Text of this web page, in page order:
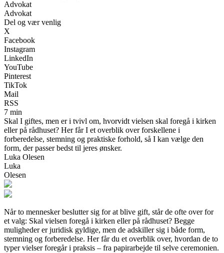
Advokat
Advokat
Del og vær venlig
X
Facebook
Instagram
LinkedIn
YouTube
Pinterest
TikTok
Mail
RSS
7 min
Skal I giftes, men er i tvivl om, hvorvidt vielsen skal foregå i kirken
eller på rådhuset? Her får I et overblik over forskellene i
forberedelse, stemning og praktiske forhold, så I kan vælge den
form, der passer bedst til jeres ønsker.
Luka Olesen
Luka
Olesen
Når to mennesker beslutter sig for at blive gift, står de ofte over for
et valg: Skal vielsen foregå i kirken eller på rådhuset? Begge
muligheder er juridisk gyldige, men de adskiller sig i både form,
stemning og forberedelse. Her får du et overblik over, hvordan de to
typer vielser foregår i praksis – fra papirarbejde til selve ceremonien.